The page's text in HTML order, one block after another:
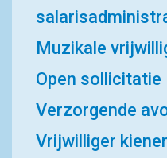
Muzikale
Open sollicitatie
Verzorgende
Vrijwilliger